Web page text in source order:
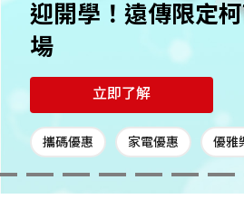
迎開學！遠傳限定
場
立即了解
攜碼優惠 家電優惠 優雅
3 4 5 6 7 8 9